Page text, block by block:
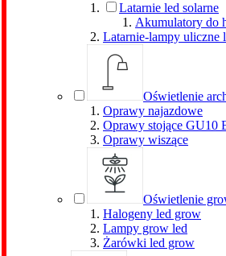
Latarnie led solarne
Akumulatory do
Latarnie-lampy uliczne
Oświetlenie
Oprawy najazdowe
Oprawy stojące GU10
Oprawy wiszące
Oświetlenie
Halogeny led grow
Lampy grow led
Żarówki led grow